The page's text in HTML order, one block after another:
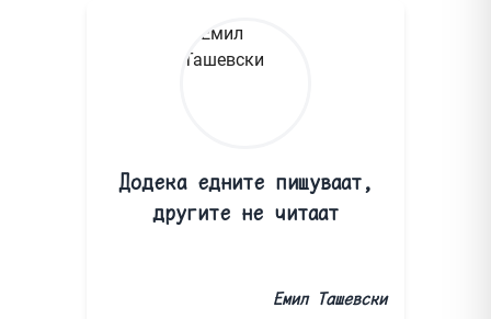
Додека едните пишуваат,
другите не читаат
Емил Ташевски